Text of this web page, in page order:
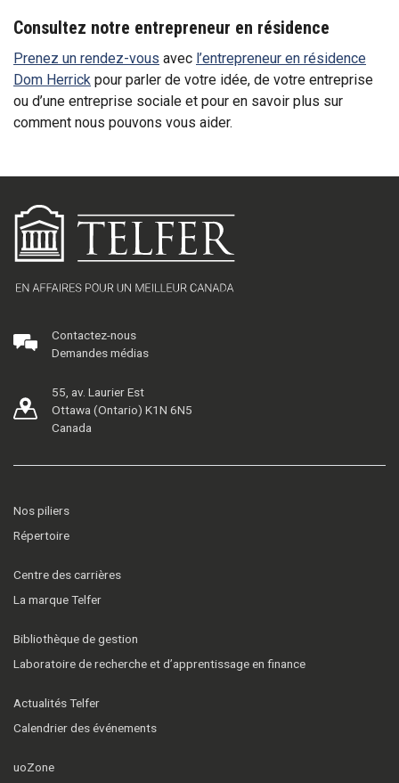
Consultez notre entrepreneur en résidence
Prenez un rendez-vous avec l’entrepreneur en résidence
Dom Herrick pour parler de votre idée, de votre entreprise
ou d’une entreprise sociale et pour en savoir plus sur
comment nous pouvons vous aider.
Contactez-nous
Demandes médias
55, av. Laurier Est
Ottawa (Ontario) K1N 6N5
Canada
Nos piliers
Répertoire
Centre des carrières
La marque Telfer
Bibliothèque de gestion
Laboratoire de recherche et d’apprentissage en finance
Actualités Telfer
Calendrier des événements
uoZone